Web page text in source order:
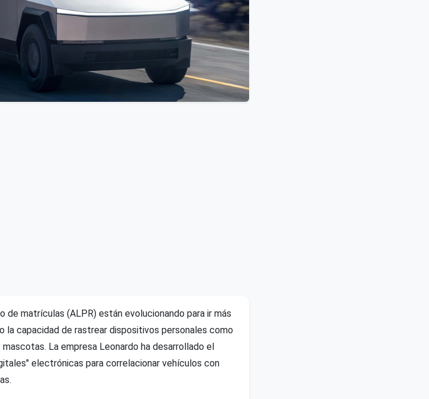
matrículas (ALPR) están evolucionando para ir más
la capacidad de rastrear dispositivos personales como
La empresa Leonardo ha desarrollado el
electrónicas para correlacionar vehículos con